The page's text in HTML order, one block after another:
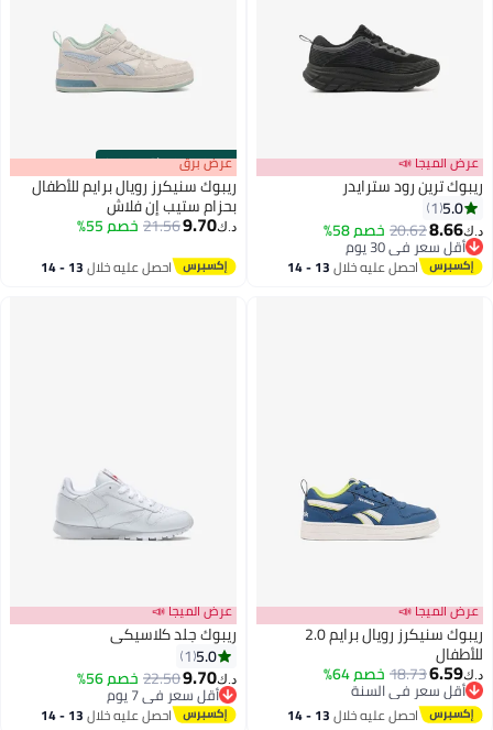
عرض الميجا 📣
ريبوك ترين رود سترايدر
5.0
1
د.ك‏8.66
20.62خصم 58%
أقل سعر في 30 يوم
أقل سعر في 30 يوماحصل عليه خلال 13 - 14
00m:00s
·باقي 100% عرض برق
ريبوك سنيكرز رويال برايم للأطفال
بحزام ستيب إن فلاش
د.ك‏9.70
21.56خصم 55%
احصل عليه خلال 13 - 14
عرض الميجا 📣
ريبوك سنيكرز رويال برايم 2.0
للأطفال
د.ك‏6.59
18.73خصم 64%
أقل سعر في السنة
أقل سعر في السنة
احصل عليه خلال 13 - 14
عرض الميجا 📣
ريبوك جلد كلاسيكي
5.0
1
د.ك‏9.70
22.50خصم 56%
أقل سعر في 7 يوم
أقل سعر في 7 يوماحصل عليه خلال 13 - 14